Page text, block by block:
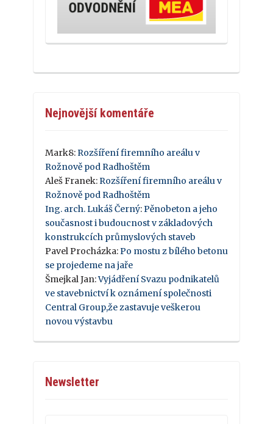
Nejnovější komentáře
Mark8: Rozšíření firemního areálu v
Rožnově pod Radhoštěm
Aleš Franek: Rozšíření firemního areálu v
Rožnově pod Radhoštěm
Ing. arch. Lukáš Černý: Pěnobeton a jeho
současnost i budoucnost v základových
konstrukcích průmyslových staveb
Pavel Procházka: Po mostu z bílého betonu
se projedeme na jaře
Šmejkal Jan:Vyjádření Svazu podnikatelů
ve stavebnictví k oznámení společnosti
Central Group,že zastavuje veškerou
novou výstavbu
Newsletter